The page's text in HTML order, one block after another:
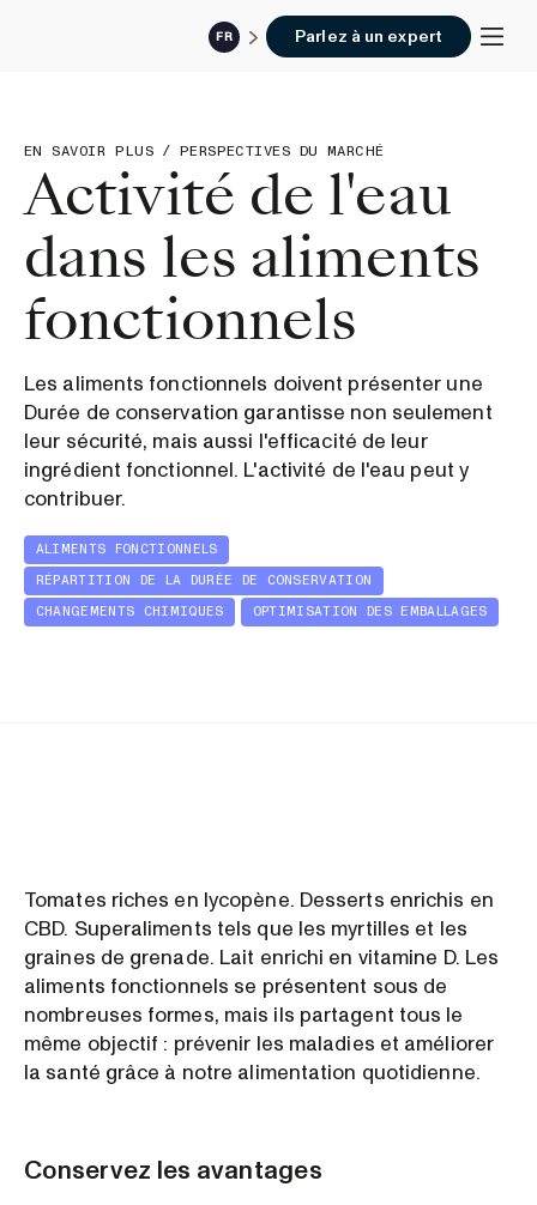
FR Parlez à un expert
EN SAVOIR PLUS / PERSPECTIVES DU MARCHÉ
Activité de l'eau
dans les aliments
fonctionnels
Les aliments fonctionnels doivent présenter une
Durée de conservation garantisse non seulement
leur sécurité, mais aussi l'efficacité de leur
ingrédient fonctionnel. L'activité de l'eau peut y
contribuer.
ALIMENTS FONCTIONNELS
RÉPARTITION DE LA DURÉE DE CONSERVATION
CHANGEMENTS CHIMIQUES
OPTIMISATION DES EMBALLAGES
Tomates riches en lycopène. Desserts enrichis en
CBD. Superaliments tels que les myrtilles et les
graines de grenade. Lait enrichi en vitamine D. Les
aliments fonctionnels se présentent sous de
nombreuses formes, mais ils partagent tous le
même objectif : prévenir les maladies et améliorer
la santé grâce à notre alimentation quotidienne.
Conservez les avantages